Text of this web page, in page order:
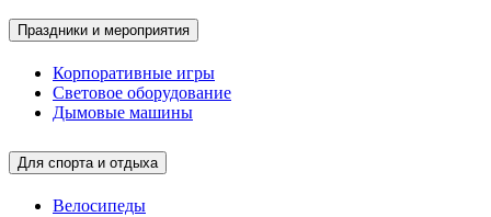
Праздники и мероприятия
Корпоративные игры
Световое оборудование
Дымовые машины
Для спорта и отдыха
Велосипеды